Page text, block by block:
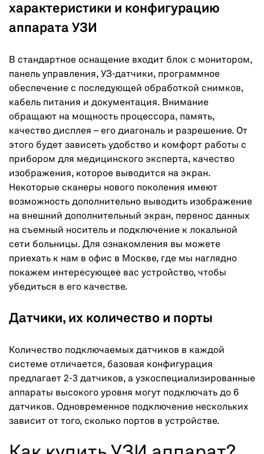
характеристики и конфигурацию
аппарата УЗИ
В стандартное оснащение входит блок с монитором,
панель управления, УЗ-датчики, программное
обеспечение с последующей обработкой снимков,
кабель питания и документация. Внимание
обращают на мощность процессора, память,
качество дисплея – его диагональ и разрешение. От
этого будет зависеть удобство и комфорт работы с
прибором для медицинского эксперта, качество
изображения, которое выводится на экран.
Некоторые сканеры нового поколения имеют
возможность дополнительно выводить изображение
на внешний дополнительный экран, перенос данных
на съемный носитель и подключение к локальной
сети больницы. Для ознакомления вы можете
приехать к нам в офис в Москве, где мы наглядно
покажем интересующее вас устройство, чтобы
убедиться в его качестве.
Датчики, их количество и порты
Количество подключаемых датчиков в каждой
системе отличается, базовая конфигурация
предлагает 2-3 датчиков, а узкоспециализированные
аппараты высокого уровня могут подключать до 6
датчиков. Одновременное подключение нескольких
зависит от того, сколько портов в устройстве.